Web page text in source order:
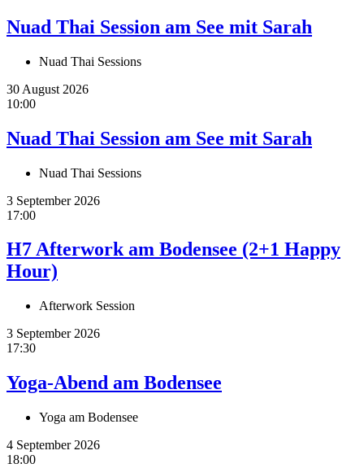
Nuad Thai Session am See mit Sarah
Nuad Thai Sessions
30 August 2026
10:00
Nuad Thai Session am See mit Sarah
Nuad Thai Sessions
3 September 2026
17:00
H7 Afterwork am Bodensee (2+1 Happy
Hour)
Afterwork Session
3 September 2026
17:30
Yoga-Abend am Bodensee
Yoga am Bodensee
4 September 2026
18:00